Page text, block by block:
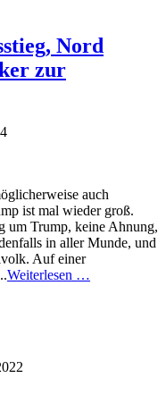
Nord
zur
auch
ist mal wieder groß.
um Trump, keine Ahnung,
in aller Munde, und
Auf einer
Weiterlesen …